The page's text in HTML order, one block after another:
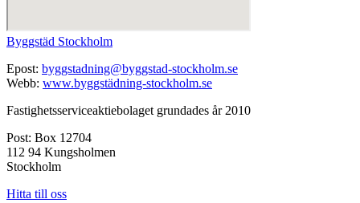
Byggstäd Stockholm
Epost: byggstadning@byggstad-stockholm.se
Webb: www.byggstädning-stockholm.se
Fastighetsserviceaktiebolaget grundades år 2010
Post: Box 12704
112 94 Kungsholmen
Stockholm
Hitta till oss